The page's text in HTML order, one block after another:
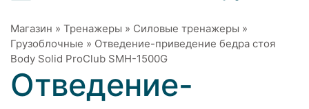
Магазин » Тренажеры » Силовые тренажеры »
Грузоблочные » Отведение-приведение бедра стоя
Body Solid ProClub SMH-1500G
Отведение-